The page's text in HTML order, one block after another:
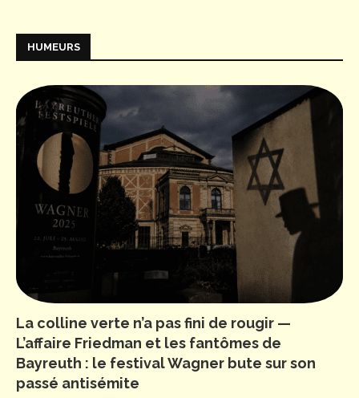
HUMEURS
La colline verte n’a pas fini de rougir —
L’affaire Friedman et les fantômes de
Bayreuth : le festival Wagner bute sur son
passé antisémite